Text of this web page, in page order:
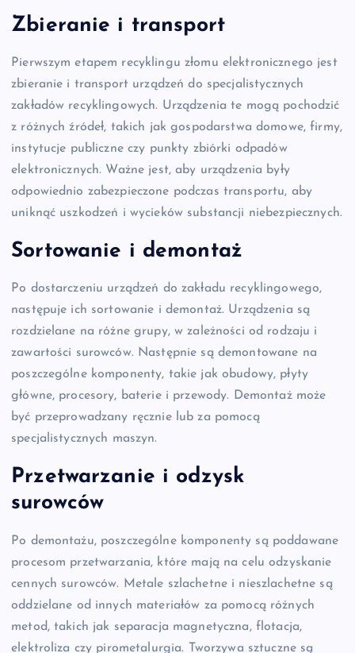
Zbieranie i transport
Pierwszym etapem recyklingu złomu elektronicznego jest
zbieranie i transport urządzeń do specjalistycznych
zakładów recyklingowych. Urządzenia te mogą pochodzić
z różnych źródeł, takich jak gospodarstwa domowe, firmy,
instytucje publiczne czy punkty zbiórki odpadów
elektronicznych. Ważne jest, aby urządzenia były
odpowiednio zabezpieczone podczas transportu, aby
uniknąć uszkodzeń i wycieków substancji niebezpiecznych.
Sortowanie i demontaż
Po dostarczeniu urządzeń do zakładu recyklingowego,
następuje ich sortowanie i demontaż. Urządzenia są
rozdzielane na różne grupy, w zależności od rodzaju i
zawartości surowców. Następnie są demontowane na
poszczególne komponenty, takie jak obudowy, płyty
główne, procesory, baterie i przewody. Demontaż może
być przeprowadzany ręcznie lub za pomocą
specjalistycznych maszyn.
Przetwarzanie i odzysk
surowców
Po demontażu, poszczególne komponenty są poddawane
procesom przetwarzania, które mają na celu odzyskanie
cennych surowców. Metale szlachetne i nieszlachetne są
oddzielane od innych materiałów za pomocą różnych
metod, takich jak separacja magnetyczna, flotacja,
elektroliza czy pirometalurgia. Tworzywa sztuczne są